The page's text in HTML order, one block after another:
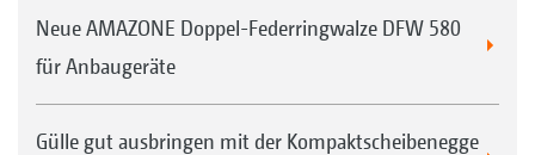
Neue AMAZONE Doppel-Federringwalze DFW 580
für Anbaugeräte
Gülle gut ausbringen mit der Kompaktscheibenegge